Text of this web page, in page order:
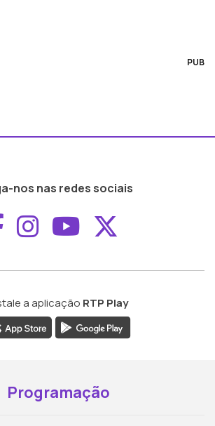
PUB
nos nas redes sociais
Aceder ao
Aceder ao
Aceder ao
a aplicação RTP Play
Programação